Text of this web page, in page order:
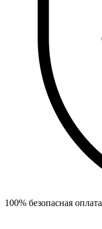
100% безопасная оплата